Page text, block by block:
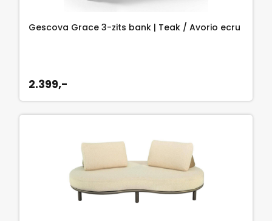
Gescova Grace 3-zits bank | Teak / Avorio ecru
2.399,-